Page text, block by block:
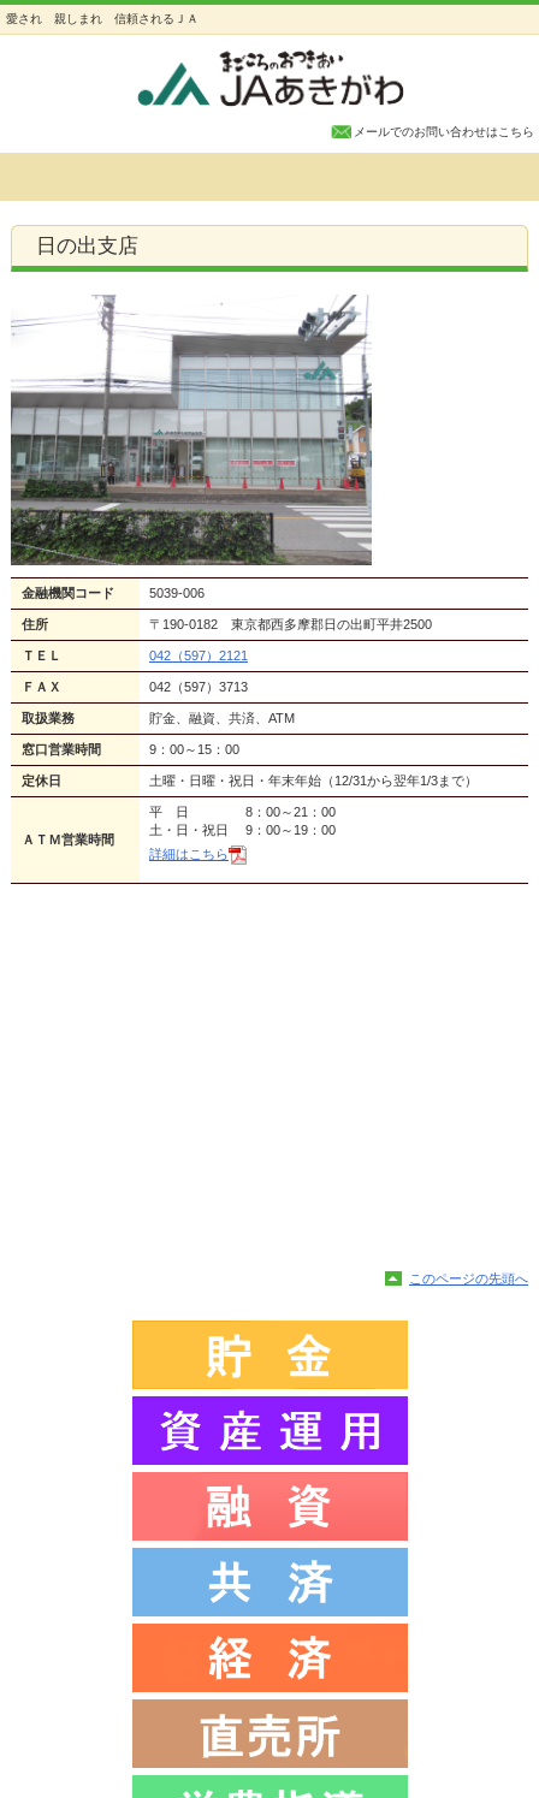
愛され 親しまれ 信頼されるＪＡ
メールでのお問い合わせはこちら
日の出支店
金融機関コード 5039-006
住所 〒190-0182 東京都西多摩郡日の出町平井2500
ＴＥＬ 042（597）2121
ＦＡＸ 042（597）3713
取扱業務 貯金、融資、共済、ATM
窓口営業時間 9：00～15：00
定休日 土曜・日曜・祝日・年末年始（12/31から翌年1/3まで）
ＡＴＭ営業時間
平 日 8：00～21：00
土・日・祝日 9：00～19：00
詳細はこちら
このページの先頭へ